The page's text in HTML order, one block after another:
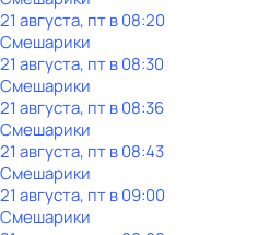
21 августа, пт в 08:20
Смешарики
21 августа, пт в 08:30
Смешарики
21 августа, пт в 08:36
Смешарики
21 августа, пт в 08:43
Смешарики
21 августа, пт в 09:00
Смешарики